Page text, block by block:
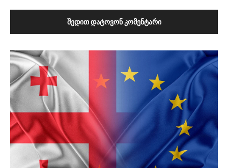
ᲨᲔᲓᲘᲗ ᲓᲐᲢᲝᲕᲝᲜ ᲙᲝᲛᲔᲜᲢᲐᲠᲘ